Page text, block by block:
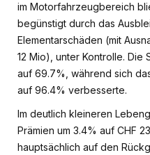
im Motorfahrzeugbereich
begünstigt durch das
Elementarschäden (mit
12 Mio), unter Kontrolle.
auf 69.7%, während sich
auf 96.4% verbesserte.
Im deutlich kleineren
Prämien um 3.4% auf CHF
hauptsächlich auf den